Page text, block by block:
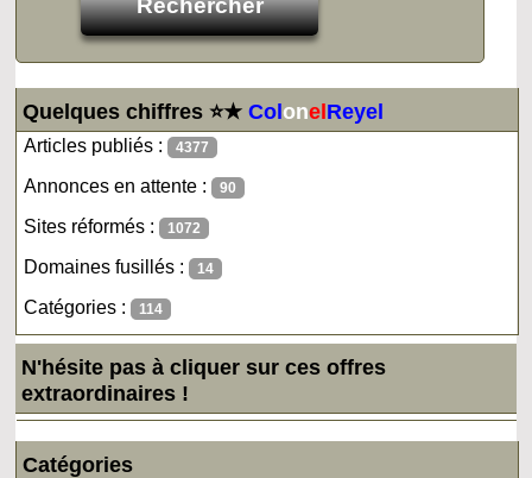
Quelques chiffres ⭐★ColonelReyel
Articles publiés : 4377
Annonces en attente : 90
Sites réformés : 1072
Domaines fusillés : 14
Catégories : 114
N'hésite pas à cliquer sur ces offres
extraordinaires !
Catégories